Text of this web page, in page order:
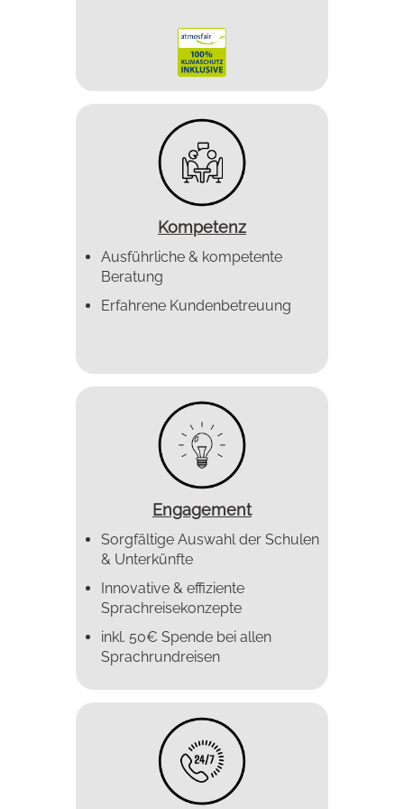
Kompetenz
Ausführliche & kompetente
Beratung
Erfahrene Kundenbetreuung
Engagement
Sorgfältige Auswahl der Schulen
& Unterkünfte
Innovative & effiziente
Sprachreise­konzepte
inkl. 50€ Spende bei allen
Sprachrundreisen